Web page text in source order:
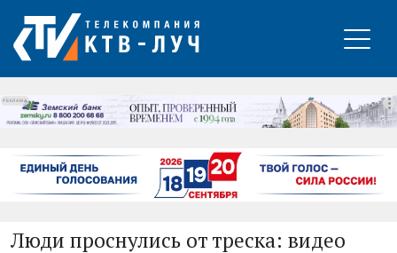
РЕКЛАМА
Люди проснулись от треска: видео